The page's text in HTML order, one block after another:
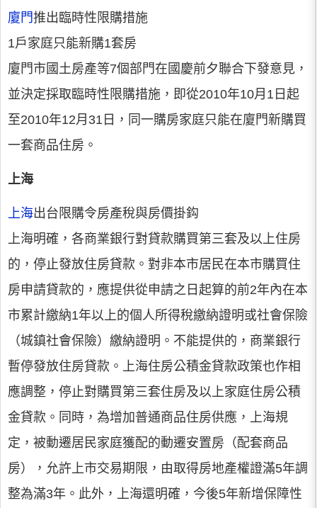
廈門推出臨時性限購措施
1戶家庭只能新購1套房
廈門市國土房產等7個部門在國慶前夕聯合下發意見，
並決定採取臨時性限購措施，即從2010年10月1日起
至2010年12月31日，同一購房家庭只能在廈門新購買
一套商品住房。
上海
上海出台限購令房產稅與房價掛鈎
上海明確，各商業銀行對貸款購買第三套及以上住房
的，停止發放住房貸款。對非本市居民在本市購買住
房申請貸款的，應提供從申請之日起算的前2年內在本
市累計繳納1年以上的個人所得稅繳納證明或社會保險
（城鎮社會保險）繳納證明。不能提供的，商業銀行
暫停發放住房貸款。上海住房公積金貸款政策也作相
應調整，停止對購買第三套住房及以上家庭住房公積
金貸款。同時，為增加普通商品住房供應，上海規
定，被動遷居民家庭獲配的動遷安置房（配套商品
房），允許上市交易期限，由取得房地產權證滿5年調
整為滿3年。此外，上海還明確，今後5年新增保障性